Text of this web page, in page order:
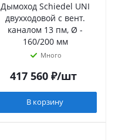
Дымоход Schiedel UNI
двухходовой с вент.
каналом 13 пм, Ø -
160/200 мм
Много
417 560₽/шт
В корзину